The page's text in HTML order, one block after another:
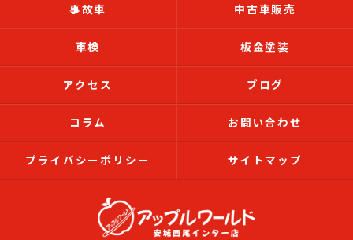
事故車 中古車販売
車検 板金塗装
アクセス ブログ
コラム お問い合わせ
プライバシーポリシー サイトマップ